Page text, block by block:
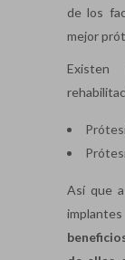
de los
mejor
Así que
implantes